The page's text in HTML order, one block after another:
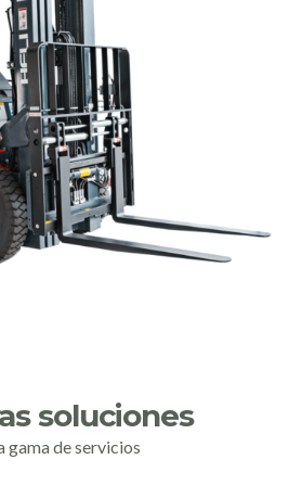
soluciones
gama de servicios